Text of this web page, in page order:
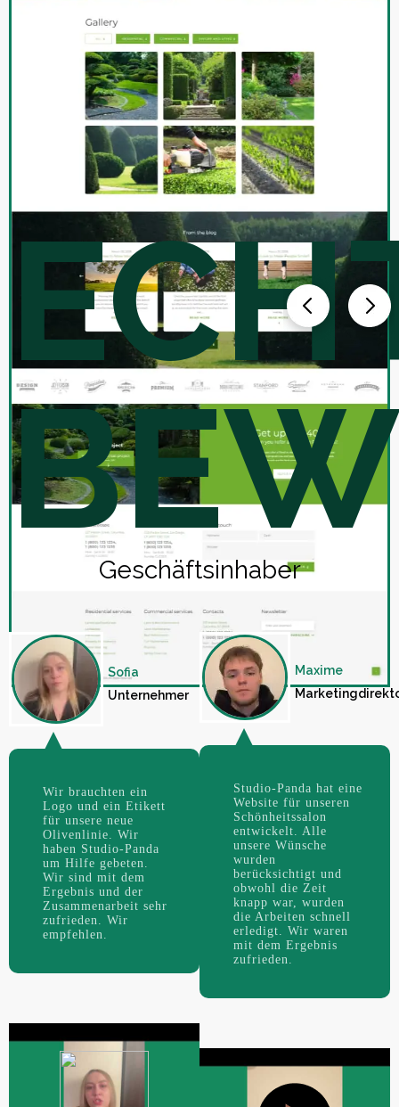
Designer
Geschäftsinhaber
Sofia
Unternehmer
Wir brauchten ein
Logo und ein Etikett
für unsere neue
Olivenlinie. Wir
haben Studio-Panda
um Hilfe gebeten.
Wir sind mit dem
Ergebnis und der
Zusammenarbeit sehr
zufrieden. Wir
empfehlen.
Maxime
Studio-Panda hat eine
Website für unseren
Schönheitssalon
entwickelt. Alle
unsere Wünsche
wurden
berücksichtigt und
obwohl die Zeit
knapp war, wurden
die Arbeiten schnell
erledigt. Wir waren
mit dem Ergebnis
zufrieden.